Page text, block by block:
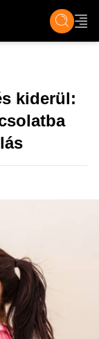
ÉLET TECH &
kiderül: